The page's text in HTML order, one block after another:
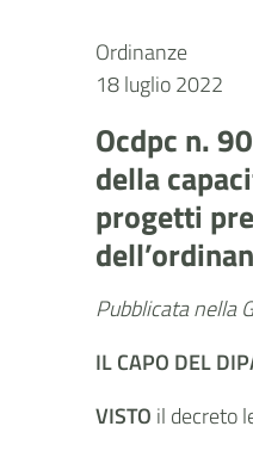
Ordinanze
18 luglio 2022
Ocdpc n.
della
progetti
Pubblicata nella
IL CAPO DEL
VISTO il decreto